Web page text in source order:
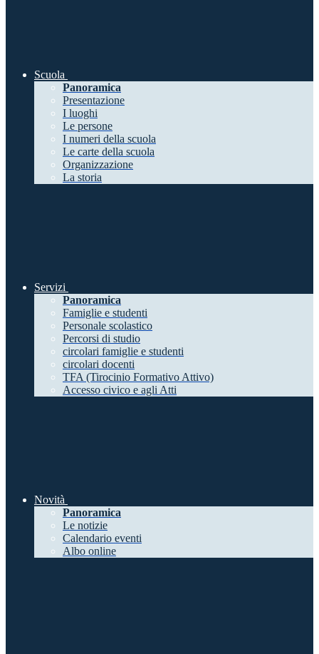
Scuola
Panoramica
Presentazione
I luoghi
Le persone
I numeri della scuola
Le carte della scuola
Organizzazione
La storia
Servizi
Panoramica
Famiglie e studenti
Personale scolastico
Percorsi di studio
circolari famiglie e studenti
circolari docenti
TFA (Tirocinio Formativo Attivo)
Accesso civico e agli Atti
Novità
Panoramica
Le notizie
Calendario eventi
Albo online